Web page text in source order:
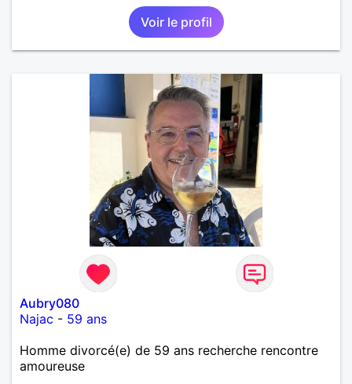
Voir le profil
Aubry080
Najac - 59 ans
Homme divorcé(e) de 59 ans recherche rencontre
amoureuse